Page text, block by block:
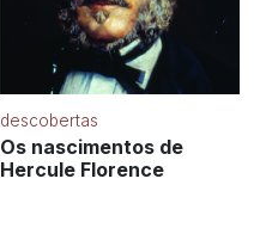
descobertas
Os nascimentos de
Hercule Florence